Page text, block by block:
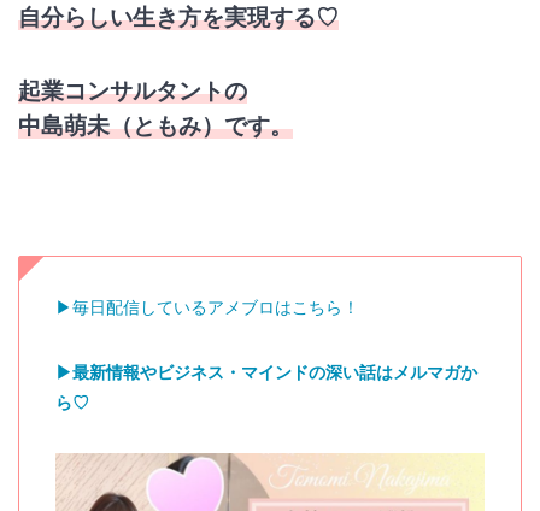
自分らしい生き方を実現する♡
起業コンサルタントの
中島萌未（ともみ）です。
▶︎毎日配信しているアメブロはこちら！
▶︎最新情報やビジネス・マインドの深い話はメルマガか
ら♡